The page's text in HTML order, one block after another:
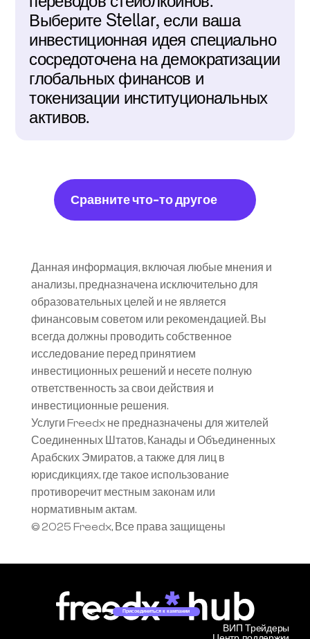
Выберите Stellar, если ваша
инвестиционная идея специально
сосредоточена на демократизации
глобальных финансов и
токенизации институциональных
активов.
Сравните что-то другое
Данная информация, включая любые мнения и
анализы, предназначена исключительно для
образовательных целей и не является
финансовым советом или рекомендацией. Вы
всегда должны проводить собственное
исследование перед принятием
инвестиционных решений и несете полную
ответственность за свои действия и
инвестиционные решения.
Услуги Freedx не предназначены для жителей
Соединенных Штатов, Канады и Объединенных
Арабских Эмиратов, а также для лиц в
юрисдикциях, где такое использование
противоречит местным законам или
нормативным актам.
© 2025 Freedx, Все права защищены
Присоединиться к кампании
ВИП Трейдеры